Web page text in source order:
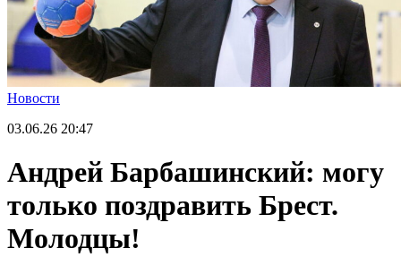
Новости
03.06.26 20:47
Андрей Барбашинский: могу
только поздравить Брест.
Молодцы!